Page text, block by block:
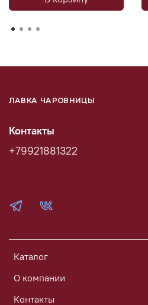
ЛАВКА ЧАРОВНИЦЫ
Каталог
О компании
Контакты
Контакты
+79921881322